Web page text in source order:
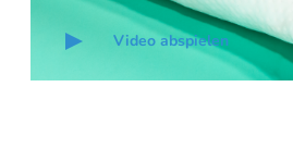
Video abspielen